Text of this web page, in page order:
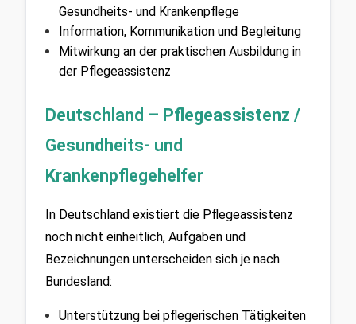
Gesundheits- und Krankenpflege
Information, Kommunikation und Begleitung
Mitwirkung an der praktischen Ausbildung in
der Pflegeassistenz
Deutschland – Pflegeassistenz /
Gesundheits- und
Krankenpflegehelfer
In Deutschland existiert die Pflegeassistenz
noch nicht einheitlich, Aufgaben und
Bezeichnungen unterscheiden sich je nach
Bundesland:
Unterstützung bei pflegerischen Tätigkeiten